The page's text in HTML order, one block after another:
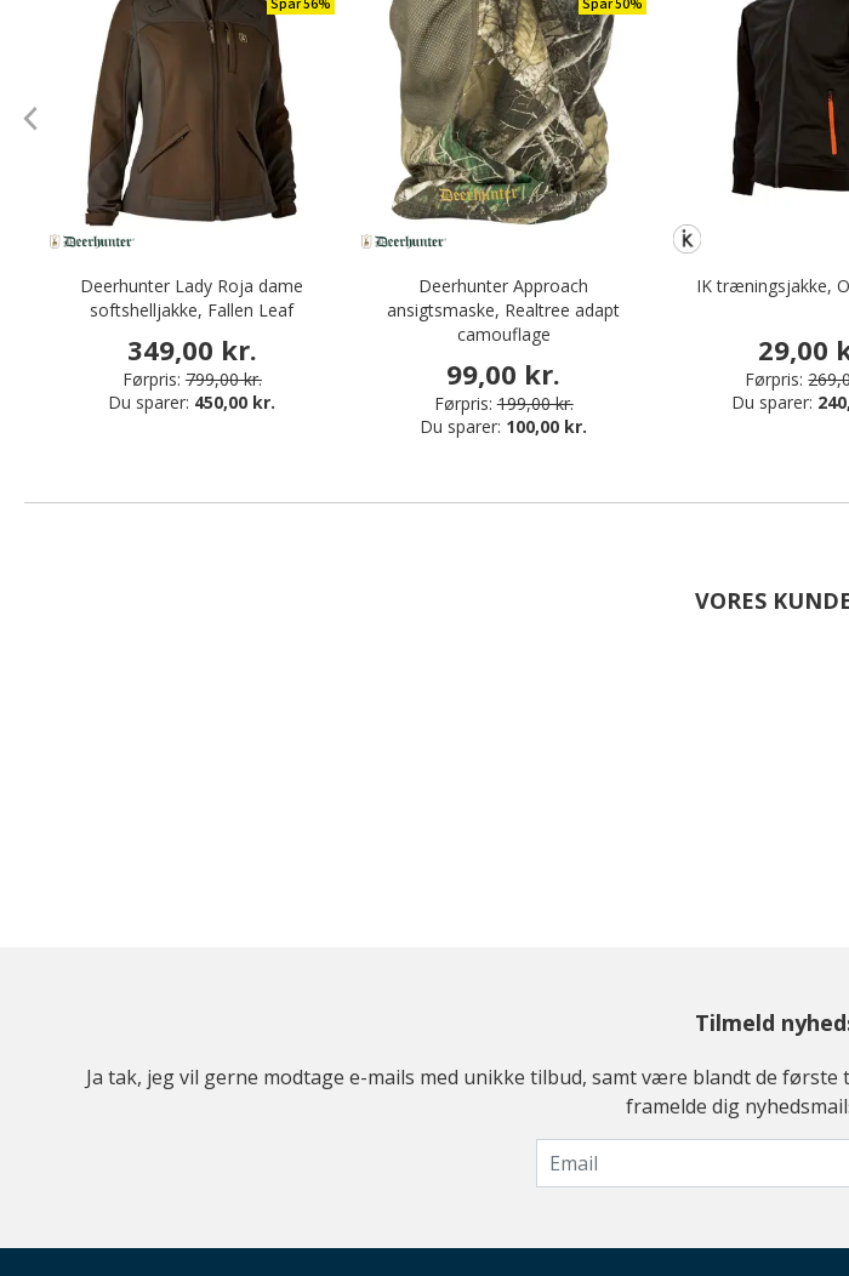
Spar 56%
Deerhunter Lady Roja dame
softshelljakke, Fallen Leaf
349,00 kr.
Førpris: 799,00 kr.
Du sparer: 450,00 kr.
Spar 50%
Deerhunter Approach
ansigtsmaske, Realtree adapt
camouflage
99,00 kr.
Førpris: 199,00 kr.
Du sparer: 100,00 kr.
IK træningsjakke,
29,00
Førpris:
Du sparer:
VORES
Tilmeld
Ja tak, jeg vil gerne modtage e-mails med unikke tilbud, samt være blandt de
framelde dig